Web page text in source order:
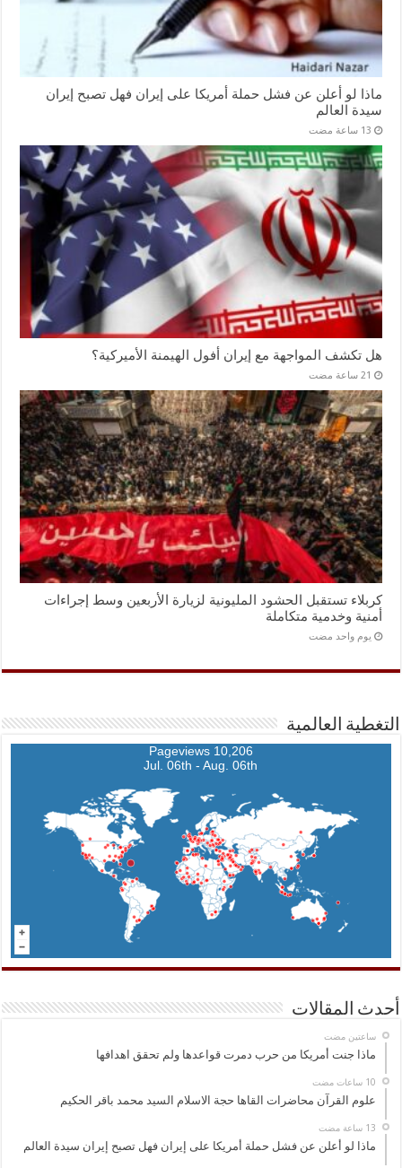
ماذا لو أعلن عن فشل حملة أمريكا على إيران فهل تصبح إيران
سيدة العالم
هل تكشف المواجهة مع إيران أفول الهيمنة الأميركية؟
كربلاء تستقبل الحشود المليونية لزيارة الأربعين وسط إجراءات
أمنية وخدمية متكاملة
‏يوم واحد مضت
التغطية العالمية
10,206 Pageviews
Jul. 06th - Aug. 06th
أحدث المقالات
‏ساعتين مضت
ماذا جنت أمريكا من حرب دمرت قواعدها ولم تحقق اهدافها
علوم القرآن محاضرات القاها حجة الاسلام السيد محمد باقر الحكيم
ماذا لو أعلن عن فشل حملة أمريكا على إيران فهل تصبح إيران سيدة العالم